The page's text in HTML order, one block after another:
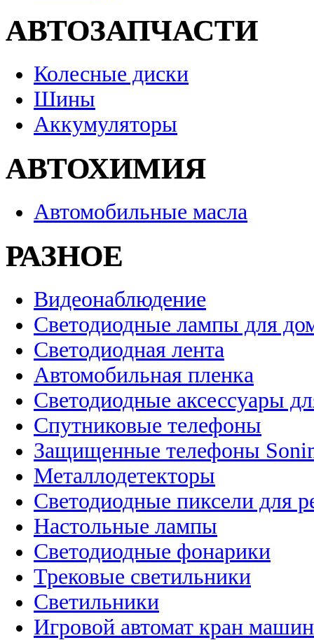
АВТОЗАПЧАСТИ
Колесные диски
Шины
Аккумуляторы
АВТОХИМИЯ
Автомобильные масла
РАЗНОЕ
Видеонаблюдение
Светодиодные лампы для
Светодиодная лента
Автомобильная пленка
Светодиодные аксессуары
Спутниковые телефоны
Защищенные телефоны
Металлодетекторы
Светодиодные пиксели для
Настольные лампы
Светодиодные фонарики
Трековые светильники
Светильники
Игровой автомат кран